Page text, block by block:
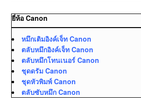
ยี่ห้อ Canon
หมึกเติมอิงค์เจ็ท Canon
ตลับหมึกอิงค์เจ็ท Canon
ตลับหมึกโทนเนอร์ Canon
ชุดดรัม Canon
ชุดหัวพิมพ์ Canon
ตลับซับหมึก Canon